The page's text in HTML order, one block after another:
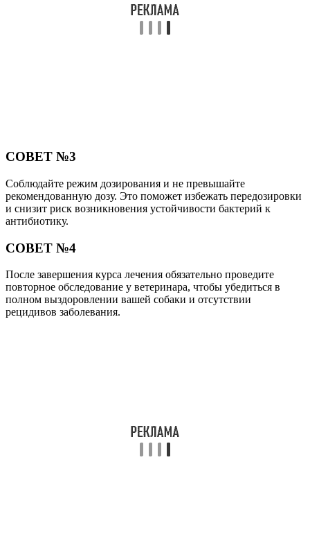
СОВЕТ №3
Соблюдайте режим дозирования и не превышайте
рекомендованную дозу. Это поможет избежать передозировки
и снизит риск возникновения устойчивости бактерий к
антибиотику.
СОВЕТ №4
После завершения курса лечения обязательно проведите
повторное обследование у ветеринара, чтобы убедиться в
полном выздоровлении вашей собаки и отсутствии
рецидивов заболевания.